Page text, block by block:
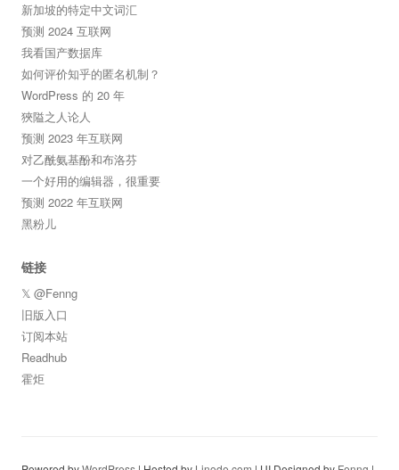
新加坡的特定中文词汇
预测 2024 互联网
我看国产数据库
如何评价知乎的匿名机制？
WordPress 的 20 年
狹隘之人论人
预测 2023 年互联网
对乙酰氨基酚和布洛芬
一个好用的编辑器，很重要
预测 2022 年互联网
黑粉儿
链接
𝕏 @Fenng
旧版入口
订阅本站
Readhub
霍炬